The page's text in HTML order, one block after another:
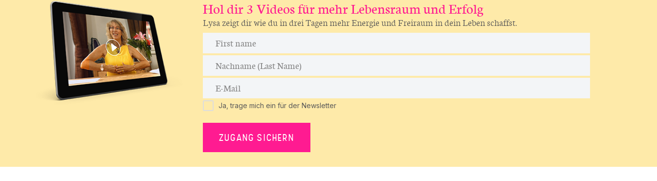
Hol dir 3 Videos für mehr Lebensraum und Erfolg
Lysa zeigt dir wie du in drei Tagen mehr Energie und Freiraum in dein Leben schaffst.
Ja, trage mich ein für der Newsletter
ZUGANG SICHERN